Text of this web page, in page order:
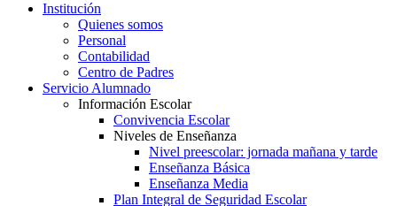
Institución
Quienes somos
Personal
Contabilidad
Centro de Padres
Servicio Alumnado
Información Escolar
Convivencia Escolar
Niveles de Enseñanza
Nivel preescolar: jornada mañana y tarde
Enseñanza Básica
Enseñanza Media
Plan Integral de Seguridad Escolar